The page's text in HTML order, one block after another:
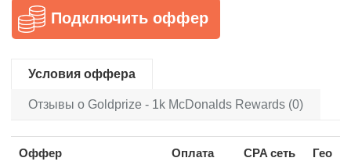
Подключить оффер
Условия оффера
Отзывы о Goldprize - 1k McDonalds Rewards (0)
Оффер Оплата CPA сеть Гео